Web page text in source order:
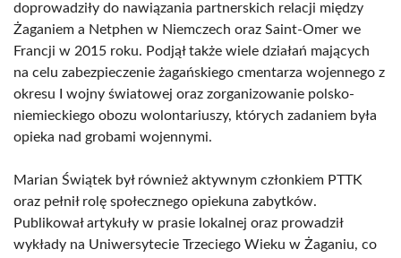
doprowadziły do nawiązania partnerskich relacji między
Żaganiem a Netphen w Niemczech oraz Saint-Omer we
Francji w 2015 roku. Podjął także wiele działań mających
na celu zabezpieczenie żagańskiego cmentarza wojennego z
okresu I wojny światowej oraz zorganizowanie polsko-
niemieckiego obozu wolontariuszy, których zadaniem była
opieka nad grobami wojennymi.
Marian Świątek był również aktywnym członkiem PTTK
oraz pełnił rolę społecznego opiekuna zabytków.
Publikował artykuły w prasie lokalnej oraz prowadził
wykłady na Uniwersytecie Trzeciego Wieku w Żaganiu, co